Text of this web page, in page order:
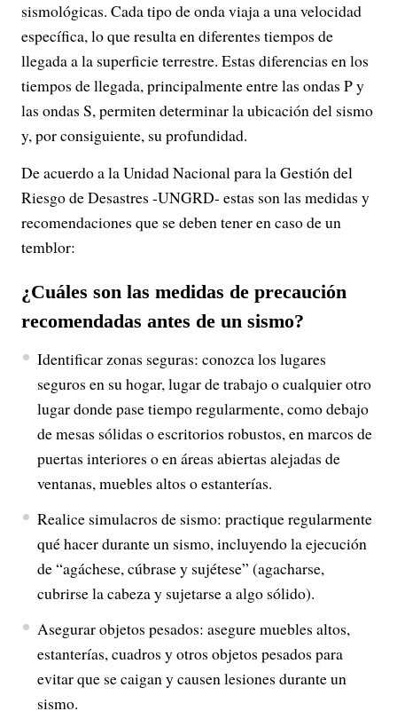
sismológicas. Cada tipo de onda viaja a una velocidad
específica, lo que resulta en diferentes tiempos de
llegada a la superficie terrestre. Estas diferencias en los
tiempos de llegada, principalmente entre las ondas P y
las ondas S, permiten determinar la ubicación del sismo
y, por consiguiente, su profundidad.
De acuerdo a la Unidad Nacional para la Gestión del
Riesgo de Desastres -UNGRD- estas son las medidas y
recomendaciones que se deben tener en caso de un
temblor:
¿Cuáles son las medidas de precaución
recomendadas antes de un sismo?
Identificar zonas seguras: conozca los lugares
seguros en su hogar, lugar de trabajo o cualquier otro
lugar donde pase tiempo regularmente, como debajo
de mesas sólidas o escritorios robustos, en marcos de
puertas interiores o en áreas abiertas alejadas de
ventanas, muebles altos o estanterías.
Realice simulacros de sismo: practique regularmente
qué hacer durante un sismo, incluyendo la ejecución
de “agáchese, cúbrase y sujétese” (agacharse,
cubrirse la cabeza y sujetarse a algo sólido).
Asegurar objetos pesados: asegure muebles altos,
estanterías, cuadros y otros objetos pesados para
evitar que se caigan y causen lesiones durante un
sismo.